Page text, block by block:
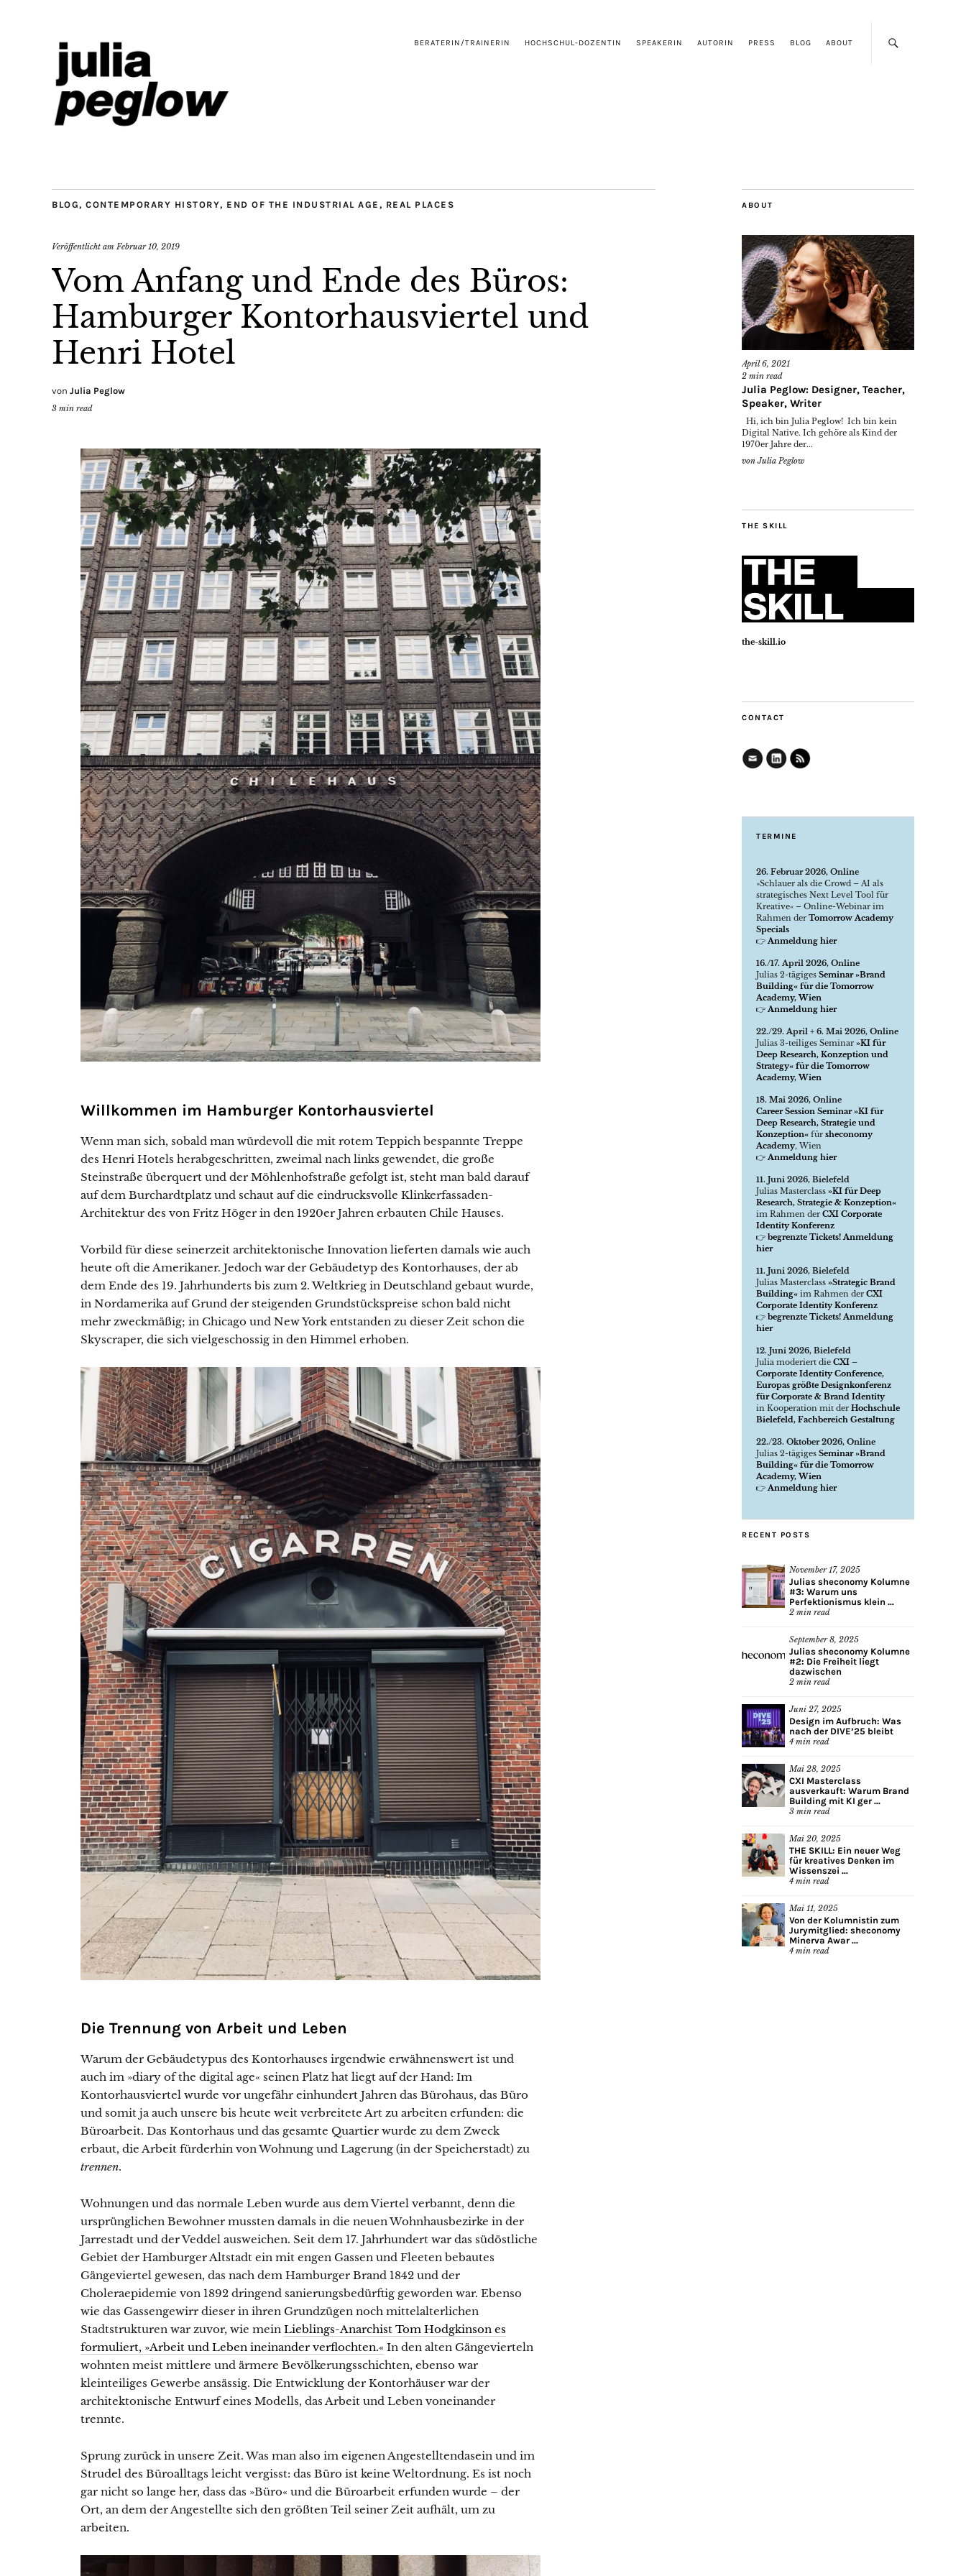
BERATERIN/TRAINERIN HOCHSCHUL-DOZENTIN SPEAKERIN AUTORIN PRESS BLOG ABOUT
BLOG, CONTEMPORARY HISTORY, END OF THE INDUSTRIAL AGE , REAL PLACES
Veröffentlicht am Februar 10, 2019
Vom Anfang und Ende des Büros:
Hamburger Kontorhausviertel und
Henri Hotel
von Julia Peglow
3 min read
Willkommen im Hamburger Kontorhausviertel
Wenn man sich, sobald man würdevoll die mit rotem Teppich bespannte Treppe
des Henri Hotels herabgeschritten, zweimal nach links gewendet, die große
Steinstraße überquert und der Möhlenhofstraße gefolgt ist, steht man bald darauf
auf dem Burchardtplatz und schaut auf die eindrucksvolle Klinkerfassaden-
Architektur des von Fritz Höger in den 1920er Jahren erbauten Chile Hauses.
Vorbild für diese seinerzeit architektonische Innovation lieferten damals wie auch
heute oft die Amerikaner. Jedoch war der Gebäudetyp des Kontorhauses, der ab
dem Ende des 19. Jahrhunderts bis zum 2. Weltkrieg in Deutschland gebaut wurde,
in Nordamerika auf Grund der steigenden Grundstückspreise schon bald nicht
mehr zweckmäßig; in Chicago und New York entstanden zu dieser Zeit schon die
Skyscraper, die sich vielgeschossig in den Himmel erhoben.
Die Trennung von Arbeit und Leben
Warum der Gebäudetypus des Kontorhauses irgendwie erwähnenswert ist und
auch im »diary of the digital age« seinen Platz hat liegt auf der Hand: Im
Kontorhausviertel wurde vor ungefähr einhundert Jahren das Bürohaus, das Büro
und somit ja auch unsere bis heute weit verbreitete Art zu arbeiten erfunden: die
Büroarbeit. Das Kontorhaus und das gesamte Quartier wurde zu dem Zweck
erbaut, die Arbeit fürderhin von Wohnung und Lagerung (in der Speicherstadt) zu
trennen.
Wohnungen und das normale Leben wurde aus dem Viertel verbannt, denn die
ursprünglichen Bewohner mussten damals in die neuen Wohnhausbezirke in der
Jarrestadt und der Veddel ausweichen. Seit dem 17. Jahrhundert war das südöstliche
Gebiet der Hamburger Altstadt ein mit engen Gassen und Fleeten bebautes
Gängeviertel gewesen, das nach dem Hamburger Brand 1842 und der
Choleraepidemie von 1892 dringend sanierungsbedürftig geworden war. Ebenso
wie das Gassengewirr dieser in ihren Grundzügen noch mittelalterlichen
Stadtstrukturen war zuvor, wie mein Lieblings-Anarchist Tom Hodgkinson es
formuliert, »Arbeit und Leben ineinander verflochten.« In den alten Gängevierteln
wohnten meist mittlere und ärmere Bevölkerungsschichten, ebenso war
kleinteiliges Gewerbe ansässig. Die Entwicklung der Kontorhäuser war der
architektonische Entwurf eines Modells, das Arbeit und Leben voneinander
trennte.
Sprung zurück in unsere Zeit. Was man also im eigenen Angestelltendasein und im
Strudel des Büroalltags leicht vergisst: das Büro ist keine Weltordnung. Es ist noch
gar nicht so lange her, dass das »Büro« und die Büroarbeit erfunden wurde – der
Ort, an dem der Angestellte sich den größten Teil seiner Zeit aufhält, um zu
arbeiten.
ABOUT
April 6, 2021
2 min read
Julia Peglow: Designer, Teacher,
Speaker, Writer
Hi, ich bin Julia Peglow! Ich bin kein
Digital Native. Ich gehöre als Kind der
1970er Jahre der...
vonJulia Peglow
THE SKILL
the-skill.io
CONTACT
TERMINE
26. Februar 2026, Online
»Schlauer als die Crowd – AI als
strategisches Next Level Tool für
Kreative« – Online-Webinar im
Rahmen der Tomorrow Academy
Specials
👉 Anmeldung hier
16./17. April 2026, Online
Julias 2-tägiges Seminar »Brand
Building« für die Tomorrow
Academy, Wien
👉 Anmeldung hier
22./29. April + 6. Mai 2026, Online
Julias 3-teiliges Seminar »KI für
Deep Research, Konzeption und
Strategy« für die Tomorrow
Academy, Wien
18. Mai 2026, Online
Career Session Seminar »KI für
Deep Research, Strategie und
Konzeption« für sheconomy
Academy, Wien
👉 Anmeldung hier
11. Juni 2026, Bielefeld
Julias Masterclass »KI für Deep
Research, Strategie & Konzeption«
im Rahmen der CXI Corporate
Identity Konferenz
👉 begrenzte Tickets! Anmeldung
hier
11. Juni 2026, Bielefeld
Julias Masterclass »Strategic Brand
Building« im Rahmen der CXI
Corporate Identity Konferenz
👉 begrenzte Tickets! Anmeldung
hier
12. Juni 2026, Bielefeld
Julia moderiert die CXI –
Corporate Identity Conference,
Europas größte Designkonferenz
für Corporate & Brand Identity
in Kooperation mit der Hochschule
Bielefeld, Fachbereich Gestaltung
22./23. Oktober 2026, Online
Julias 2-tägiges Seminar »Brand
Building« für die Tomorrow
Academy, Wien
👉 Anmeldung hier
RECENT POSTS
November 17, 2025
Julias sheconomy Kolumne
#3: Warum uns
Perfektionismus klein ...
2 min read
September 8, 2025
Julias sheconomy Kolumne
#2: Die Freiheit liegt
dazwischen
2 min read
Juni 27, 2025
Design im Aufbruch: Was
nach der DIVE’25 bleibt
4 min read
Mai 28, 2025
CXI Masterclass
ausverkauft: Warum Brand
Building mit KI ger ...
3 min read
Mai 20, 2025
THE SKILL: Ein neuer Weg
für kreatives Denken im
Wissenszei ...
4 min read
Mai 11, 2025
Von der Kolumnistin zum
Jurymitglied: sheconomy
Minerva Awar ...
4 min read